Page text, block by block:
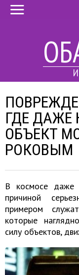
ГДЕ ДАЖЕ
ОБЪЕКТ
РОКОВЫМ
В космосе даже
причиной
примером
которые
силу объектов,